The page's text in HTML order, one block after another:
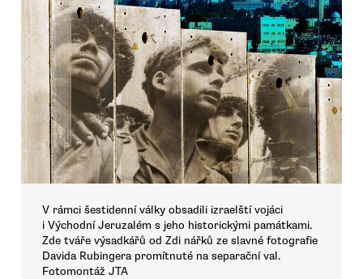
V rámci šestidenní války obsadili izraelští vojáci
i Východní Jeruzalém s jeho historickými památkami.
Zde tváře výsadkářů od Zdi nářků ze slavné fotografie
Davida Rubingera promítnuté na separační val.
Fotomontáž JTA